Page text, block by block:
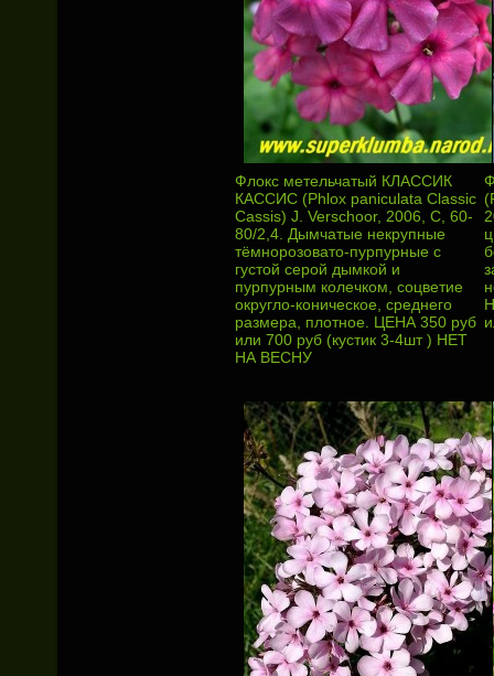
Флокс метельчатый КЛАССИК
КАССИС (Phlox paniculata Classic
Cassis) J. Verschoor, 2006, С, 60-
80/2,4. Дымчатые некрупные
тёмнорозовато-пурпурные с
густой серой дымкой и
пурпурным колечком, соцветие
округло-коническое, среднего
размера, плотное. ЦЕНА 350 руб
или 700 руб (кустик 3-4шт ) НЕТ
НА ВЕСНУ